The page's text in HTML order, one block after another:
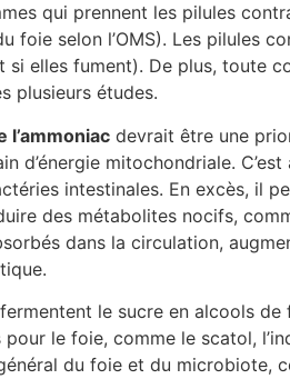
qui prennent les pilules
foie selon l’OMS). Les pilules
si elles fument). De plus, toute
plusieurs études.
l’ammoniac devrait être une
d’énergie mitochondriale.
intestinales. En excès, il
des métabolites nocifs,
dans la circulation,
le sucre en alcools
le foie, comme le scatol,
du foie et du microbiote,